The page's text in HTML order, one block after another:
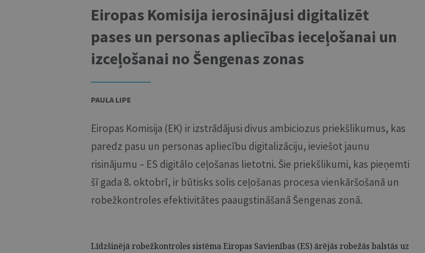
Eiropas Komisija ierosinājusi digitalizēt
pases un personas apliecības ieceļošanai un
izceļošanai no Šengenas zonas
PAULA LIPE
Eiropas Komisija (EK) ir izstrādājusi divus ambiciozus priekšlikumus, kas
paredz pasu un personas apliecību digitalizāciju, ieviešot jaunu
risinājumu – ES digitālo ceļošanas lietotni. Šie priekšlikumi, kas pieņemti
šī gada 8. oktobrī, ir būtisks solis ceļošanas procesa vienkāršošanā un
robežkontroles efektivitātes paaugstināšanā Šengenas zonā.
Līdzšinējā robežkontroles sistēma Eiropas Savienības (ES) ārējās robežās balstās uz